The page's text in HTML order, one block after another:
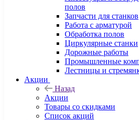
полов
Запчасти для станков
Работа с арматурой
Обработка полов
Циркулярные станки
Дорожные работы
Промышленные
Лестницы и
Акции
Назад
Акции
Товары со скидками
Список акций